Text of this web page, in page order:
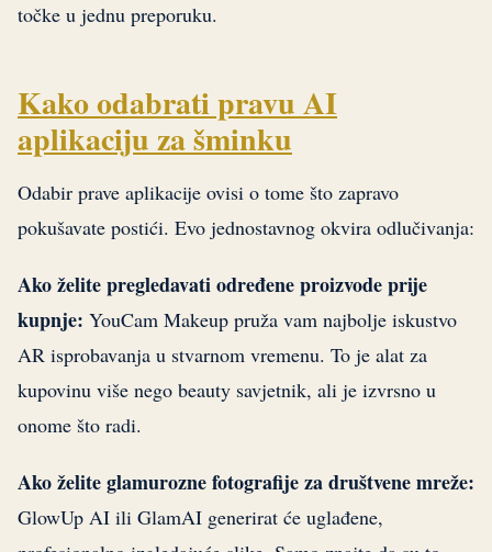
točke u jednu preporuku.
Kako odabrati pravu AI
aplikaciju za šminku
Odabir prave aplikacije ovisi o tome što zapravo
pokušavate postići. Evo jednostavnog okvira odlučivanja:
Ako želite pregledavati određene proizvode prije
kupnje: YouCam Makeup pruža vam najbolje iskustvo
AR isprobavanja u stvarnom vremenu. To je alat za
kupovinu više nego beauty savjetnik, ali je izvrsno u
onome što radi.
Ako želite glamurozne fotografije za društvene mreže:
GlowUp AI ili GlamAI generirat će uglađene,